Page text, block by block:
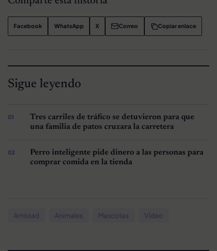
Facebook WhatsApp X Correo Copiar enlace
Sigue leyendo
Tres carriles de tráfico se detuvieron para que
una familia de patos cruzara la carretera
Perro inteligente pide dinero a las personas para
comprar comida en la tienda
Amistad Animales Mascotas Vídeo